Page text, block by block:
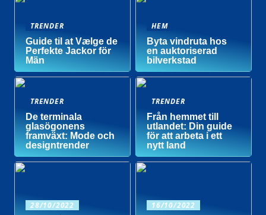
TRENDER
Guide til at Vælge de
Perfekte Jackor för
Män
HEM
Byta vindruta hos
en auktoriserad
bilverkstad
TRENDER
De terminala
glasögonens
framväxt: Mode och
designtrender
TRENDER
Från hemmet till
utlandet: Din guide
för att arbeta i ett
nytt land
28/10/2022 16/10/2022